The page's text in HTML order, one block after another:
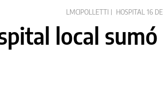
LMCIPOLLETTI HOSPITAL 16
local